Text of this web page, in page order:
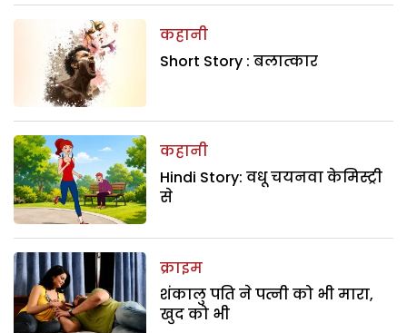
कहानी
Short Story : बलात्कार
कहानी
Hindi Story: वधू चयनवा केमिस्ट्री
से
क्राइम
शंकालु पति ने पत्नी को भी मारा,
खुद को भी